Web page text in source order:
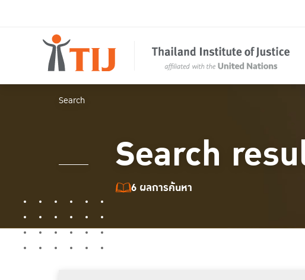
Search
Search
6 ผลการค้นหา